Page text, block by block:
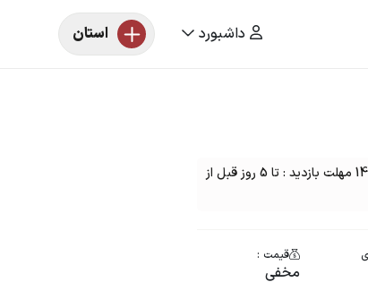
داشبورد استان
مزایده یک دستگاه موتورسیکلت کویر رنگ : آبی مدل : 1402 مهلت بازدید : تا 5 روز قبل از
قیمت :
مخفی